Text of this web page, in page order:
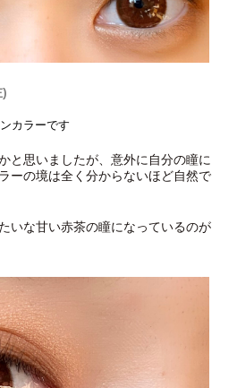
)
カラーです
と思いましたが、意外に自分の瞳に
ーの境は全く分からないほど自然で
いな甘い赤茶の瞳になっているのが